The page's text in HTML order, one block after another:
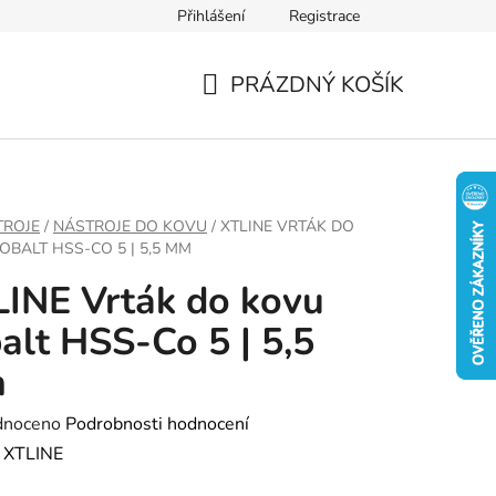
Přihlášení Registrace
PRÁZDNÝ KOŠÍK
/ NÁSTROJE DO KOVU / XTLINE VRTÁK DO
HSS-CO 5 | 5,5 MM
Vrták do kovu
HSS-Co 5 | 5,5
Podrobnosti hodnocení
XTLINE